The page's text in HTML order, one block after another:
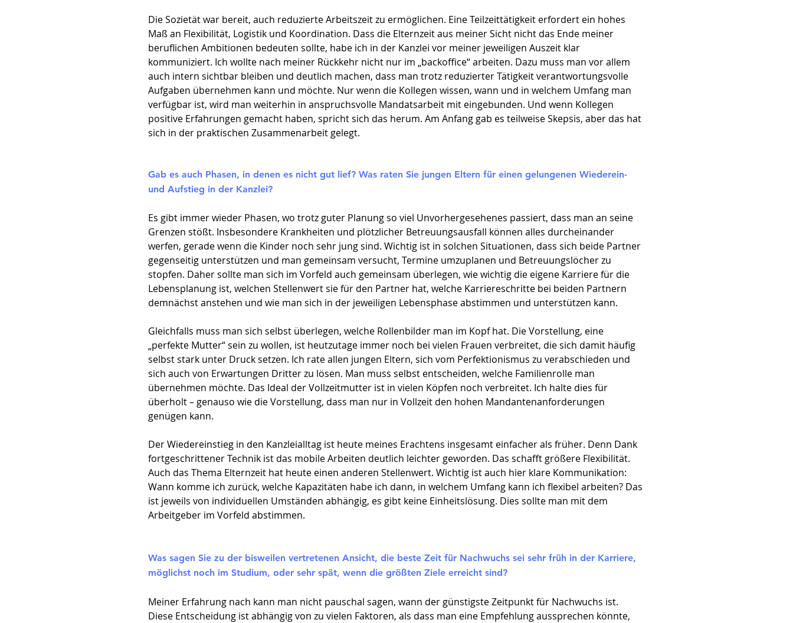
Die Sozietät war bereit, auch reduzierte Arbeitszeit zu ermöglichen. Eine Teilzeittätigkeit erfordert ein hohes
Maß an Flexibilität, Logistik und Koordination. Dass die Elternzeit aus meiner Sicht nicht das Ende meiner
beruflichen Ambitionen bedeuten sollte, habe ich in der Kanzlei vor meiner jeweiligen Auszeit klar
kommuniziert. Ich wollte nach meiner Rückkehr nicht nur im „backoffice“ arbeiten. Dazu muss man vor allem
auch intern sichtbar bleiben und deutlich machen, dass man trotz reduzierter Tätigkeit verantwortungsvolle
Aufgaben übernehmen kann und möchte. Nur wenn die Kollegen wissen, wann und in welchem Umfang man
verfügbar ist, wird man weiterhin in anspruchsvolle Mandatsarbeit mit eingebunden. Und wenn Kollegen
positive Erfahrungen gemacht haben, spricht sich das herum. Am Anfang gab es teilweise Skepsis, aber das hat
sich in der praktischen Zusammenarbeit gelegt.
Gab es auch Phasen, in denen es nicht gut lief? Was raten Sie jungen Eltern für einen gelungenen Wiederein-
und Aufstieg in der Kanzlei?
Es gibt immer wieder Phasen, wo trotz guter Planung so viel Unvorhergesehenes passiert, dass man an seine
Grenzen stößt. Insbesondere Krankheiten und plötzlicher Betreuungsausfall können alles durcheinander
werfen, gerade wenn die Kinder noch sehr jung sind. Wichtig ist in solchen Situationen, dass sich beide Partner
gegenseitig unterstützen und man gemeinsam versucht, Termine umzuplanen und Betreuungslöcher zu
stopfen. Daher sollte man sich im Vorfeld auch gemeinsam überlegen, wie wichtig die eigene Karriere für die
Lebensplanung ist, welchen Stellenwert sie für den Partner hat, welche Karriereschritte bei beiden Partnern
demnächst anstehen und wie man sich in der jeweiligen Lebensphase abstimmen und unterstützen kann.
Gleichfalls muss man sich selbst überlegen, welche Rollenbilder man im Kopf hat. Die Vorstellung, eine
„perfekte Mutter“ sein zu wollen, ist heutzutage immer noch bei vielen Frauen verbreitet, die sich damit häufig
selbst stark unter Druck setzen. Ich rate allen jungen Eltern, sich vom Perfektionismus zu verabschieden und
sich auch von Erwartungen Dritter zu lösen. Man muss selbst entscheiden, welche Familienrolle man
übernehmen möchte. Das Ideal der Vollzeitmutter ist in vielen Köpfen noch verbreitet. Ich halte dies für
überholt – genauso wie die Vorstellung, dass man nur in Vollzeit den hohen Mandantenanforderungen
genügen kann.
Der Wiedereinstieg in den Kanzleialltag ist heute meines Erachtens insgesamt einfacher als früher. Denn Dank
fortgeschrittener Technik ist das mobile Arbeiten deutlich leichter geworden. Das schafft größere Flexibilität.
Auch das Thema Elternzeit hat heute einen anderen Stellenwert. Wichtig ist auch hier klare Kommunikation:
Wann komme ich zurück, welche Kapazitäten habe ich dann, in welchem Umfang kann ich flexibel arbeiten? Das
ist jeweils von individuellen Umständen abhängig, es gibt keine Einheitslösung. Dies sollte man mit dem
Arbeitgeber im Vorfeld abstimmen.
Was sagen Sie zu der bisweilen vertretenen Ansicht, die beste Zeit für Nachwuchs sei sehr früh in der Karriere,
möglichst noch im Studium, oder sehr spät, wenn die größten Ziele erreicht sind?
Meiner Erfahrung nach kann man nicht pauschal sagen, wann der günstigste Zeitpunkt für Nachwuchs ist.
Diese Entscheidung ist abhängig von zu vielen Faktoren, als dass man eine Empfehlung aussprechen könnte,